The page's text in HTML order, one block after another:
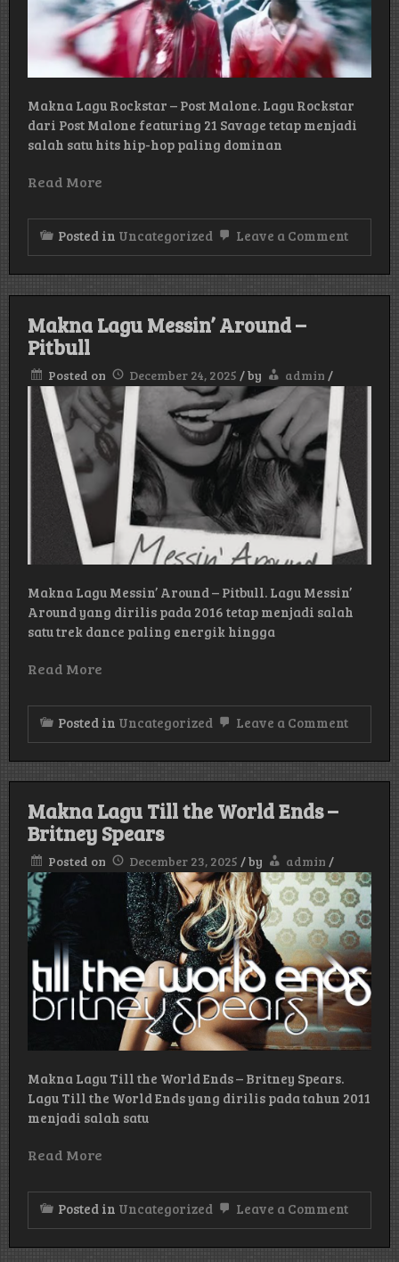
Makna Lagu Rockstar – Post Malone. Lagu Rockstar
dari Post Malone featuring 21 Savage tetap menjadi
salah satu hits hip-hop paling dominan
Read More
Posted in Uncategorized Leave a Commenton
–
Makna Lagu Messin’ Around –
Pitbull
Posted on December 24, 2025 /by admin /
Makna Lagu Messin’ Around – Pitbull. Lagu Messin’
Around yang dirilis pada 2016 tetap menjadi salah
satu trek dance paling energik hingga
Read More
Posted in Uncategorized Leave a Commenton
Messin’
Around
Makna Lagu Till the World Ends –
Britney Spears
Posted on December 23, 2025 /by admin /
Makna Lagu Till the World Ends – Britney Spears.
Lagu Till the World Ends yang dirilis pada tahun 2011
menjadi salah satu
Read More
Posted in Uncategorized Leave a Commenton
Till